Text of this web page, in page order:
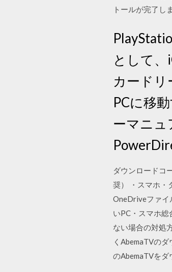
トールが完了し
として、
カード
PCに移
ーマニ
ダウンロードコ
奨） ・スマホ・
OneDriveファイ
いPC・スマホ
ない場合の対処
くAbemaTVの
のAbemaTVを